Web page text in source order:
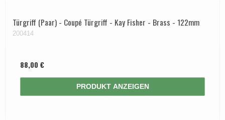
Türgriff (Paar) - Coupé Türgriff - Kay Fisher - Brass - 122mm
200414
88,00 €
PRODUKT ANZEIGEN